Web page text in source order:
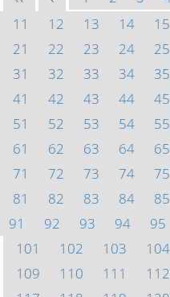
11
12 13 14 15
21
22 23 24 25
31
32 33 34 35
41
42 43 44 45
51
52 53 54 55
61
62 63 64 65
71
72 73 74 75
81
82 83 84 85
91
92 93 94 95
101
102 103 104
109
110 111 112